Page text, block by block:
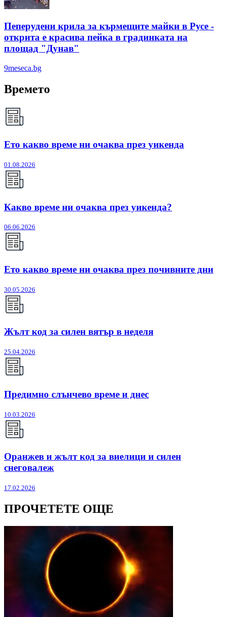
Пеперудени крила за кърмещите майки в Русе -
открита е красива пейка в градинката на
площад "Дунав"
9meseca.bg
Времето
Ето какво време ни очаква през уикенда
01.08.2026
Какво време ни очаква през уикенда?
06.06.2026
Ето какво време ни очаква през почивните дни
30.05.2026
Жълт код за силен вятър в неделя
25.04.2026
Предимно слънчево време и днес
10.03.2026
Оранжев и жълт код за виелици и силен
снеговалеж
17.02.2026
ПРОЧЕТЕТЕ ОЩЕ